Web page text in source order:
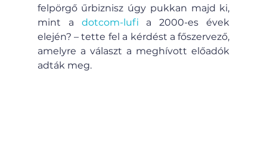
felpörgő űrbiznisz úgy pukkan majd ki,
mint a dotcom-lufi a 2000-es évek
elején? – tette fel a kérdést a főszervező,
amelyre a választ a meghívott előadók
adták meg.